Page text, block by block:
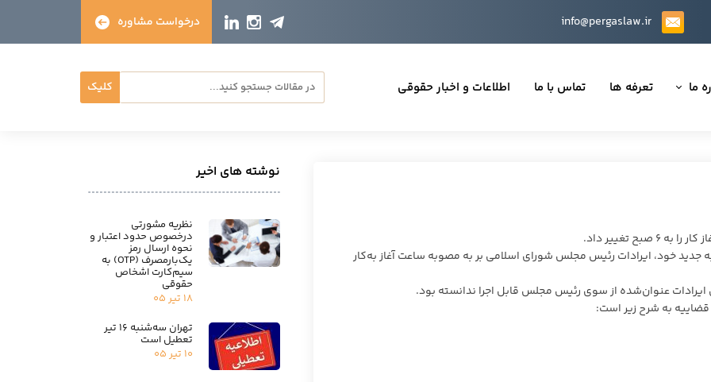
کلیک
قراردادها
حقوقی
ما تعرفه ها تماس با ما اطلاعات و اخبار حقوقی
درخواست مشاوره info@pergaslaw.ir
تغییر داد.
خود، ایرادات رئیس مجلس شورای اسلامی بر به مصوبه ساعت آغاز به‌کار
عنوان‌شده از سوی رئیس مجلس قابل اجرا ندانسته بود.
نوشته های اخیر
نظریه مشورتی
درخصوص حدود اعتبار و
نحوه ارسال رمز
یک‌بارمصرف (OTP) به
سیم‌کارت اشخاص
حقوقی
۱۸ تیر ۰۵
تهران سه‌شنبه ۱۶ تیر
تعطیل است
۱۰ تیر ۰۵